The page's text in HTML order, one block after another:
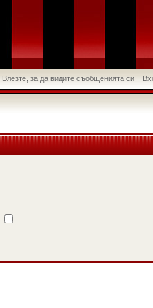
Влезте, за да видите съобщенията си